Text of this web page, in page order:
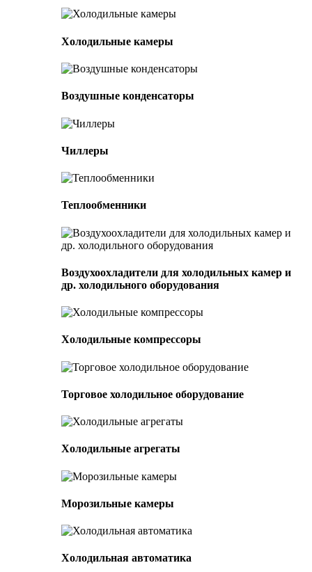
Холодильные камеры
Воздушные конденсаторы
Чиллеры
Теплообменники
Воздухоохладители для холодильных камер и
др. холодильного оборудования
Холодильные компрессоры
Торговое холодильное оборудование
Холодильные агрегаты
Морозильные камеры
Холодильная автоматика